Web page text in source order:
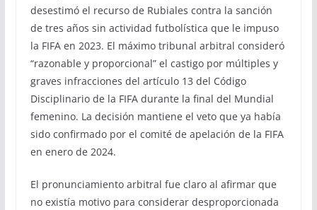
desestimó el recurso de Rubiales contra la sanción
de tres años sin actividad futbolística que le impuso
la FIFA en 2023. El máximo tribunal arbitral consideró
“razonable y proporcional” el castigo por múltiples y
graves infracciones del artículo 13 del Código
Disciplinario de la FIFA durante la final del Mundial
femenino. La decisión mantiene el veto que ya había
sido confirmado por el comité de apelación de la FIFA
en enero de 2024.
El pronunciamiento arbitral fue claro al afirmar que
no existía motivo para considerar desproporcionada